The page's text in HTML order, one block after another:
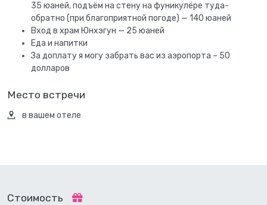
35 юаней, подъём на стену на фуникулёре туда-
обратно (при благоприятной погоде) — 140 юаней
Вход в храм Юнхэгун — 25 юаней
Еда и напитки
За доплату я могу забрать вас из аэропорта – 50
долларов
Место встречи
в вашем отеле
Стоимость